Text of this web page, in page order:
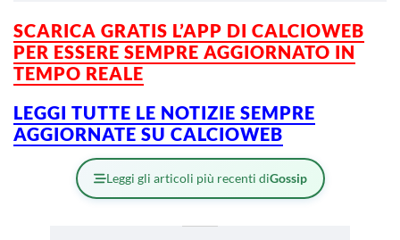
SCARICA GRATIS L’APP DI CALCIOWEB
PER ESSERE SEMPRE AGGIORNATO IN
TEMPO REALE
LEGGI TUTTE LE NOTIZIE SEMPRE
AGGIORNATE SU CALCIOWEB
Leggi gli articoli più recenti diGossip